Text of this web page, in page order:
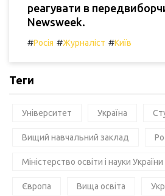
реагувати в
Newsweek.
#Росія #Журналіст #Київ
Теги
Університет Україна
Вищий навчальний заклад
Міністерство освіти і науки України
Європа Вища освіта